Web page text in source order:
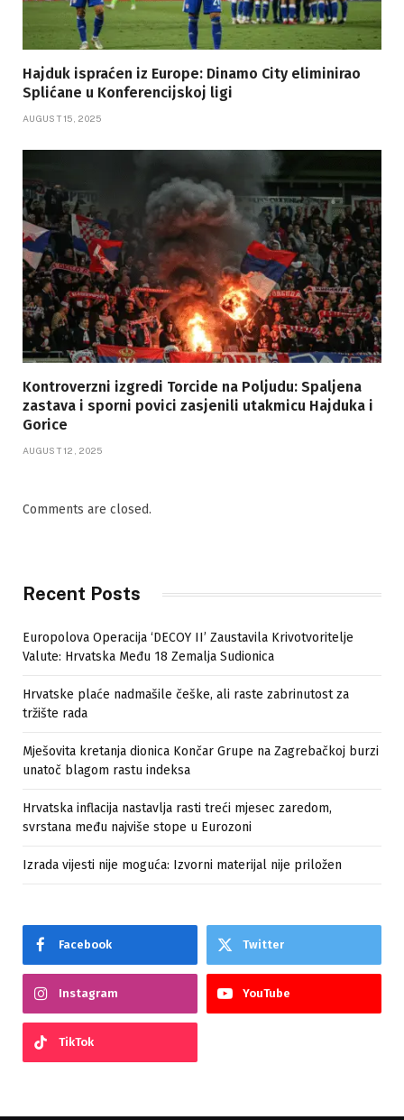
Hajduk ispraćen iz Europe: Dinamo City eliminirao
Splićane u Konferencijskoj ligi
AUGUST 15, 2025
Kontroverzni izgredi Torcide na Poljudu: Spaljena
zastava i sporni povici zasjenili utakmicu Hajduka i
Gorice
AUGUST 12, 2025
Comments are closed.
Recent Posts
Europolova Operacija ‘DECOY II’ Zaustavila Krivotvoritelje
Valute: Hrvatska Među 18 Zemalja Sudionica
Hrvatske plaće nadmašile češke, ali raste zabrinutost za
tržište rada
Mješovita kretanja dionica Končar Grupe na Zagrebačkoj burzi
unatoč blagom rastu indeksa
Hrvatska inflacija nastavlja rasti treći mjesec zaredom,
svrstana među najviše stope u Eurozoni
Izrada vijesti nije moguća: Izvorni materijal nije priložen
Facebook Twitter
Instagram YouTube
TikTok